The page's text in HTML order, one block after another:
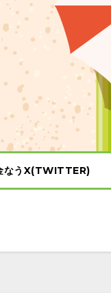
なうX(TWITTER)